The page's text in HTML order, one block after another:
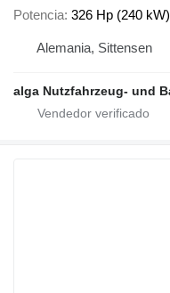
Potencia 326 Hp (240 kW)
Alemania, Sittensen